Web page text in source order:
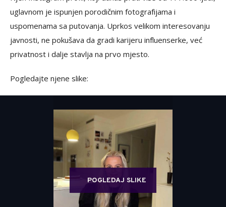
uglavnom je ispunjen porodičnim fotografijama i
uspomenama sa putovanja. Uprkos velikom interesovanju
javnosti, ne pokušava da gradi karijeru influenserke, već
privatnost i dalje stavlja na prvo mjesto.
Pogledajte njene slike:
POGLEDAJ SLIKE